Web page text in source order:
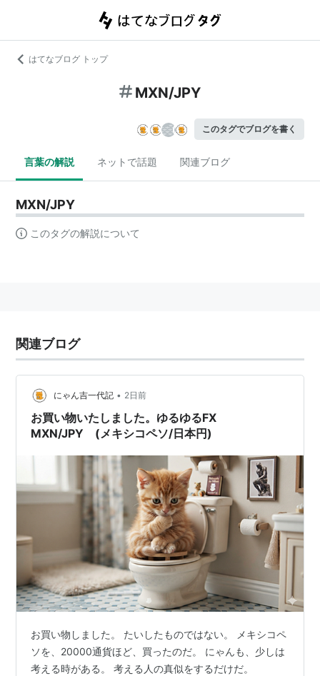
はてなブログ トップ
MXN/JPY
このタグでブログを書く
言葉の解説 ネットで話題 関連ブログ
MXN/JPY
このタグの解説について
関連ブログ
にゃん吉一代記 • 2日前
お買い物いたしました。ゆるゆるFX
MXN/JPY (メキシコペソ/日本円)
お買い物しました。 たいしたものではない。 メキシコペ
ソを、20000通貨ほど、買ったのだ。 にゃんも、少しは
考える時がある。 考える人の真似をするだけだ。